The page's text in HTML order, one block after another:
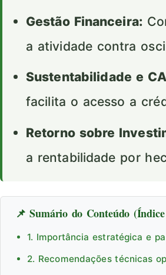
Gestão Financeira:
a atividade contra
Sustentabilidade e
facilita o acesso a
Retorno sobre
a rentabilidade por
📌 Sumário do Conteúdo
1. Importância estratégica e
2. Recomendações técnicas